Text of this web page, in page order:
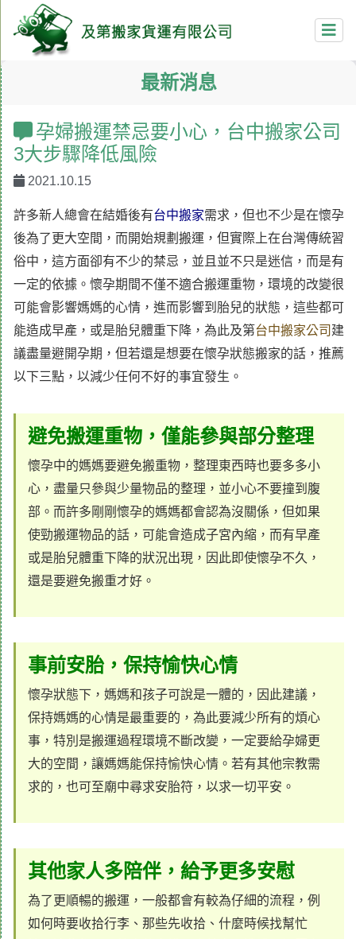
最新消息
孕婦搬運禁忌要小心，台中搬家公司
3大步驟降低風險
2021.10.15
許多新人總會在結婚後有台中搬家需求，但也不少是在懷孕
後為了更大空間，而開始規劃搬運，但實際上在台灣傳統習
俗中，這方面卻有不少的禁忌，並且並不只是迷信，而是有
一定的依據。懷孕期間不僅不適合搬運重物，環境的改變很
可能會影響媽媽的心情，進而影響到胎兒的狀態，這些都可
能造成早產，或是胎兒體重下降，為此及第台中搬家公司 建
議盡量避開孕期，但若還是想要在懷孕狀態搬家的話，推薦
以下三點，以減少任何不好的事宜發生。
避免搬運重物，僅能參與部分整理
懷孕中的媽媽要避免搬重物，整理東西時也要多多小
心，盡量只參與少量物品的整理，並小心不要撞到腹
部。而許多剛剛懷孕的媽媽都會認為沒關係，但如果
使勁搬運物品的話，可能會造成子宮內縮，而有早產
或是胎兒體重下降的狀況出現，因此即使懷孕不久，
還是要避免搬重才好。
事前安胎，保持愉快心情
懷孕狀態下，媽媽和孩子可說是一體的，因此建議，
保持媽媽的心情是最重要的，為此要減少所有的煩心
事，特別是搬運過程環境不斷改變，一定要給孕婦更
大的空間，讓媽媽能保持愉快心情。若有其他宗教需
求的，也可至廟中尋求安胎符，以求一切平安。
其他家人多陪伴，給予更多安慰
為了更順暢的搬運，一般都會有較為仔細的流程，例
如何時要收拾行李、那些先收拾、什麼時候找幫忙